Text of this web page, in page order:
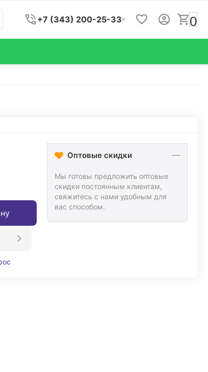
+7 (343) 200-25-33 0
Оптовые скидки
Мы готовы предложить оптовые
скидки постоянным клиентам,
свяжитесь с нами удобным для
вас способом.